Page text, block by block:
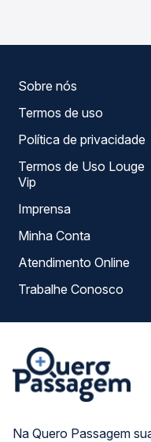
Na Quero Passagem
Sobre nós
Termos de uso
Política de privacidade
Termos de Uso Louge
Vip
Imprensa
Minha Conta
Atendimento Online
Trabalhe Conosco